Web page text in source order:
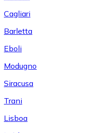
Cagliari
Barletta
Eboli
Modugno
Siracusa
Trani
Lisboa